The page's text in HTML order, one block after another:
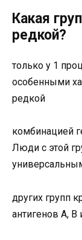
Какая
редкой?
только у 1
особенными
редкой
комбинацией
Люди с этой
других групп
антигенов A, B